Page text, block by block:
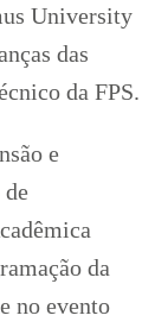
University
das
da FPS.
e
da
no evento